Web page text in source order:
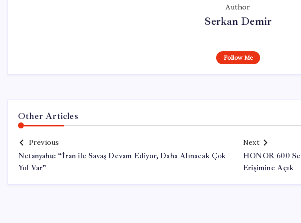
Author
Serkan Demir
Follow Me
Other Articles
Previous
Netanyahu: “İran ile Savaş Devam Ediyor, Daha Alınacak Çok
Yol Var”
Next
HONOR 600
Erişimine Açık